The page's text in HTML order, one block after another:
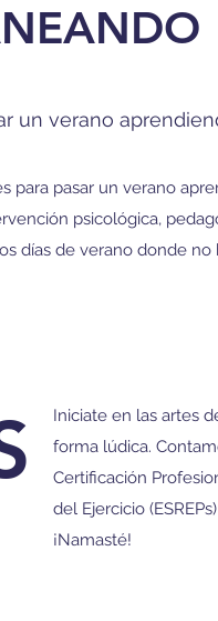
un verano
para pasar un verano
psicológica,
días de verano donde no
Iniciate en las artes
forma lúdica.
Certificación
del Ejercicio (ESREPs)
¡Namasté!